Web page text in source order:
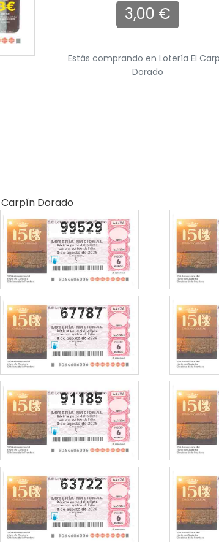
3,00 €
Estás comprando en Lotería El
Dorado
Dorado
99529
67787
91185
63722